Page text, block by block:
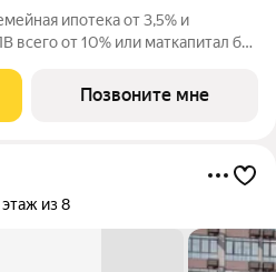
ипотека от 3,5% и
всего от 10% или маткапитал без
бюро c миpовым
с
Позвоните мне
этаж из 8